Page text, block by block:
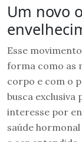
Um novo
Esse
forma como as
corpo e com o
busca
interesse por
saúde